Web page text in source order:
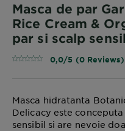
Masca de par
Rice Cream &
par si scalp
0,0/5 (0 Reviews)
Masca hidratanta
Delicacy este
sensibil si are nevoie